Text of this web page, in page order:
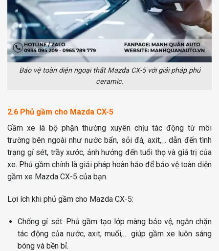
Bảo vệ toàn diện ngoại thất Mazda CX-5 với giải pháp phủ
ceramic.
2.6 Phủ gầm cho Mazda CX-5
Gầm xe là bộ phận thường xuyên chịu tác động từ môi
trường bên ngoài như nước bẩn, sỏi đá, axit,… dẫn đến tình
trạng gỉ sét, trầy xước, ảnh hưởng đến tuổi thọ và giá trị của
xe. Phủ gầm chính là giải pháp hoàn hảo để bảo vệ toàn diện
gầm xe Mazda CX-5 của bạn.
Lợi ích khi phủ gầm cho Mazda CX-5:
Chống gỉ sét: Phủ gầm tạo lớp màng bảo vệ, ngăn chặn
tác động của nước, axit, muối,… giúp gầm xe luôn sáng
bóng và bền bỉ.